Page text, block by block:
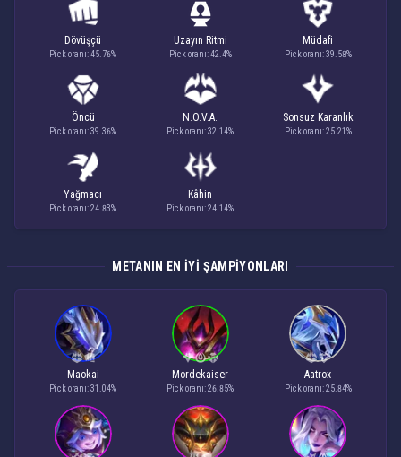
Dövüşçü
Pick oranı: 45.76%
Uzayın Ritmi
Pick oranı: 42.4%
Müdafi
Pick oranı: 39.58%
Öncü
Pick oranı: 39.36%
N.O.V.A.
Pick oranı: 32.14%
Sonsuz Karanlık
Pick oranı: 25.21%
Yağmacı
Pick oranı: 24.83%
Kâhin
Pick oranı: 24.14%
METANIN EN IYI ŞAMPIYONLARI
Maokai
Pick oranı: 31.04%
Mordekaiser
Pick oranı: 26.85%
Aatrox
Pick oranı: 25.84%